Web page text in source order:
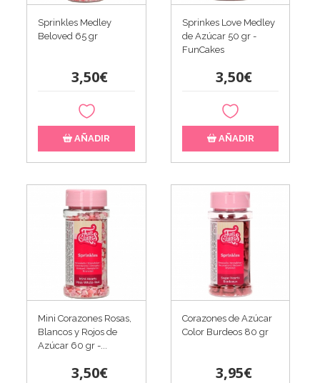
Sprinkles Medley
Beloved 65 gr
3,50€
AÑADIR
Sprinkes Love Medley
de Azúcar 50 gr -
FunCakes
3,50€
AÑADIR
Mini Corazones Rosas,
Blancos y Rojos de
Azúcar 60 gr -...
3,50€
Corazones de Azúcar
Color Burdeos 80 gr
3,95€